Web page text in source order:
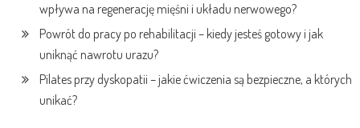
wpływa na regenerację mięśni i układu nerwowego?
Powrót do pracy po rehabilitacji – kiedy jesteś gotowy i jak
uniknąć nawrotu urazu?
Pilates przy dyskopatii – jakie ćwiczenia są bezpieczne, a których
unikać?